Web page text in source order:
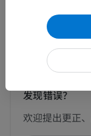
发现错误？
欢迎提出更正